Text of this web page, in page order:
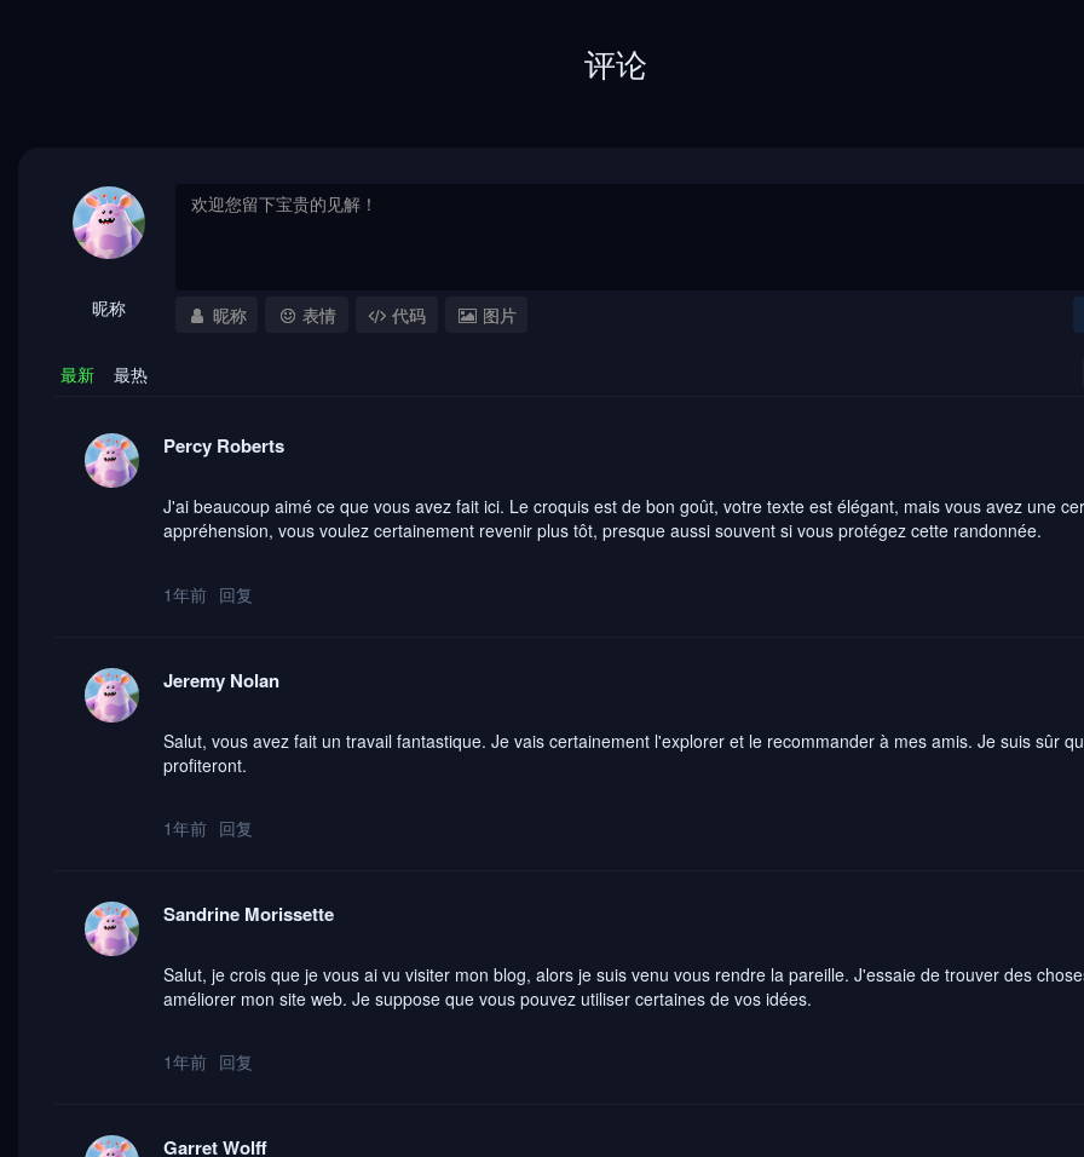
评论
昵称 昵称 表情 代码 图片
最新 最热
Percy Roberts
J'ai beaucoup aimé ce que vous avez fait ici. Le croquis est de bon goût, votre texte est élégant, mais vous avez une
appréhension, vous voulez certainement revenir plus tôt, presque aussi souvent si vous protégez cette randonnée.
1年前 回复
Jeremy Nolan
Salut, vous avez fait un travail fantastique. Je vais certainement l'explorer et le recommander à mes amis. Je suis sûr
profiteront.
1年前 回复
Sandrine Morissette
Salut, je crois que je vous ai vu visiter mon blog, alors je suis venu vous rendre la pareille. J'essaie de trouver des
améliorer mon site web. Je suppose que vous pouvez utiliser certaines de vos idées.
1年前 回复
Garret Wolff